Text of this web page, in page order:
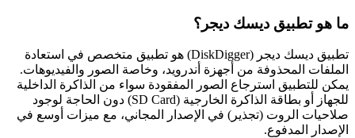
ما هو تطبيق ديسك ديجر؟
تطبيق ديسك ديجر (DiskDigger) هو تطبيق متخصص في استعادة
الملفات المحذوفة من أجهزة أندرويد، وخاصة الصور والفيديوهات.
يمكن للتطبيق استرجاع الصور المفقودة سواء من الذاكرة الداخلية
للجهاز أو بطاقة الذاكرة الخارجية (SD Card) دون الحاجة لوجود
صلاحيات الروت (تجذير) في الإصدار المجاني، مع ميزات أوسع في
الإصدار المدفوع.